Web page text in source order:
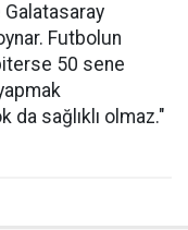
Futbolun
50 sene
sağlıklı olmaz."